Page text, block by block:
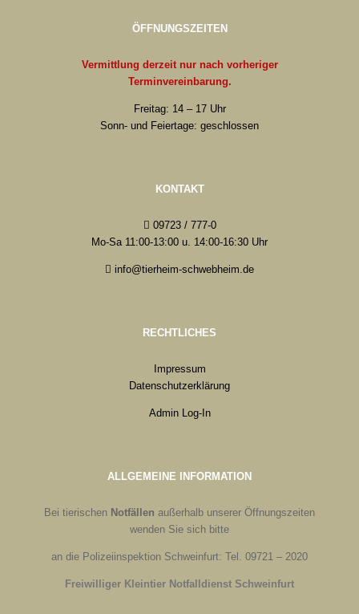
ÖFFNUNGSZEITEN
Vermittlung derzeit nur nach vorheriger
Terminvereinbarung.
Freitag: 14 – 17 Uhr
Sonn- und Feiertage: geschlossen
KONTAKT
09723 / 777-0
Mo-Sa 11:00-13:00 u. 14:00-16:30 Uhr
info@tierheim-schwebheim.de
RECHTLICHES
Impressum
Datenschutzerklärung
Admin Log-In
ALLGEMEINE INFORMATION
Bei tierischen Notfällen außerhalb unserer Öffnungszeiten
wenden Sie sich bitte
an die Polizeiinspektion Schweinfurt: Tel. 09721 – 2020
Freiwilliger Kleintier Notfalldienst Schweinfurt